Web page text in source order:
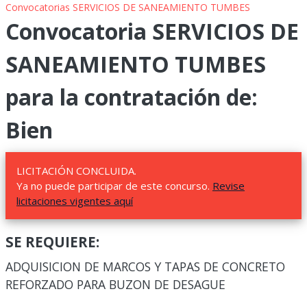
Convocatorias SERVICIOS DE SANEAMIENTO TUMBES
Convocatoria SERVICIOS DE
SANEAMIENTO TUMBES
para la contratación de:
Bien
LICITACIÓN CONCLUIDA.
Ya no puede participar de este concurso. Revise
licitaciones vigentes aquí
SE REQUIERE:
ADQUISICION DE MARCOS Y TAPAS DE CONCRETO
REFORZADO PARA BUZON DE DESAGUE